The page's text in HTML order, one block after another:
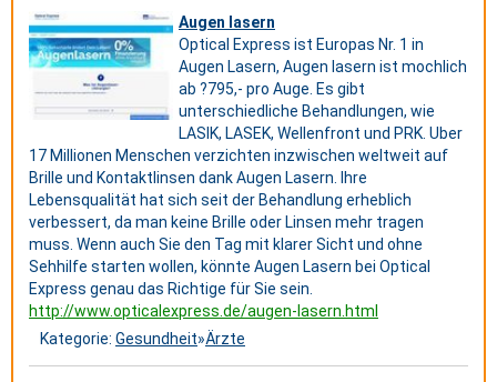
Augen lasern
Optical Express ist Europas Nr. 1 in
Augen Lasern, Augen lasern ist mochlich
ab ?795,- pro Auge. Es gibt
unterschiedliche Behandlungen, wie
LASIK, LASEK, Wellenfront und PRK. Uber
17 Millionen Menschen verzichten inzwischen weltweit auf
Brille und Kontaktlinsen dank Augen Lasern. Ihre
Lebensqualität hat sich seit der Behandlung erheblich
verbessert, da man keine Brille oder Linsen mehr tragen
muss. Wenn auch Sie den Tag mit klarer Sicht und ohne
Sehhilfe starten wollen, könnte Augen Lasern bei Optical
Express genau das Richtige für Sie sein.
http://www.opticalexpress.de/augen-lasern.html
Kategorie: Gesundheit»Ärzte